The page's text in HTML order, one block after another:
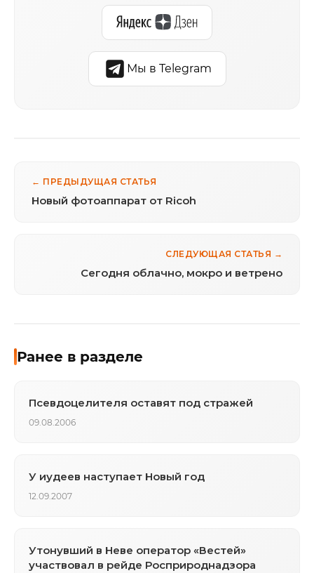
Мы в Telegram
← ПРЕДЫДУЩАЯ СТАТЬЯ
Новый фотоаппарат от Ricoh
СЛЕДУЮЩАЯ СТАТЬЯ →
Сегодня облачно, мокро и ветрено
Ранее в разделе
Псевдоцелителя оставят под стражей
09.08.2006
У иудеев наступает Новый год
12.09.2007
Утонувший в Неве оператор «Вестей»
участвовал в рейде Росприроднадзора